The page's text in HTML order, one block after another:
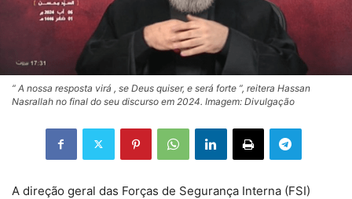
“ A nossa resposta virá , se Deus quiser, e será forte ”, reitera Hassan
Nasrallah no final do seu discurso em 2024. Imagem: Divulgação
A direção geral das Forças de Segurança Interna (FSI)